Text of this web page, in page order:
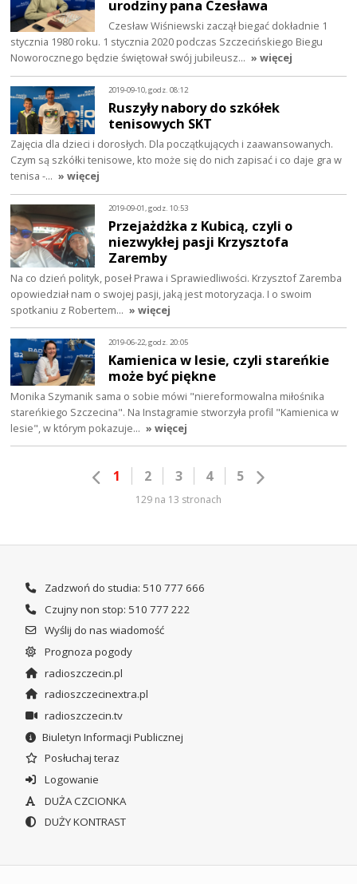
urodziny pana Czesława
Czesław Wiśniewski zaczął biegać dokładnie 1
stycznia 1980 roku. 1 stycznia 2020 podczas Szczecińskiego Biegu
Noworocznego będzie świętował swój jubileusz… » więcej
2019-09-10, godz. 08:12
Ruszyły nabory do szkółek
tenisowych SKT
Zajęcia dla dzieci i dorosłych. Dla początkujących i zaawansowanych.
Czym są szkółki tenisowe, kto może się do nich zapisać i co daje gra w
tenisa -… » więcej
2019-09-01, godz. 10:53
Przejażdżka z Kubicą, czyli o
niezwykłej pasji Krzysztofa
Zaremby
Na co dzień polityk, poseł Prawa i Sprawiedliwości. Krzysztof Zaremba
opowiedział nam o swojej pasji, jaką jest motoryzacja. I o swoim
spotkaniu z Robertem… » więcej
2019-06-22, godz. 20:05
Kamienica w lesie, czyli stareńkie
może być piękne
Monika Szymanik sama o sobie mówi "niereformowalna miłośnika
stareńkiego Szczecina". Na Instagramie stworzyła profil "Kamienica w
lesie", w którym pokazuje… » więcej
1 2 3 4 5
129 na 13 stronach
Zadzwoń do studia: 510 777 666
Czujny non stop: 510 777 222
Wyślij do nas wiadomość
Prognoza pogody
radioszczecin.pl
radioszczecinextra.pl
radioszczecin.tv
Biuletyn Informacji Publicznej
Posłuchaj teraz
Logowanie
DUŻA CZCIONKA
DUŻY KONTRAST